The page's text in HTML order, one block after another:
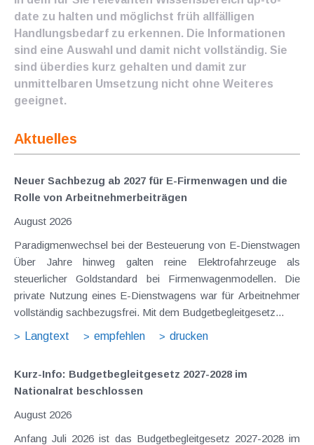
date zu halten und möglichst früh allfälligen
Handlungsbedarf zu erkennen. Die Informationen
sind eine Auswahl und damit nicht vollständig. Sie
sind überdies kurz gehalten und damit zur
unmittelbaren Umsetzung nicht ohne Weiteres
geeignet.
Aktuelles
Neuer Sachbezug ab 2027 für E-Firmenwagen und die
Rolle von Arbeitnehmer​­beiträgen
August 2026
Paradigmenwechsel bei der Besteuerung von E-Dienstwagen
Über Jahre hinweg galten reine Elektrofahrzeuge als
steuerlicher Goldstandard bei Firmenwagenmodellen. Die
private Nutzung eines E-Dienstwagens war für Arbeitnehmer
vollständig sachbezugsfrei. Mit dem Budgetbegleitgesetz...
Langtext
empfehlen drucken
Kurz-Info: Budgetbegleitgesetz 2027-2028 im
Nationalrat beschlossen
August 2026
Anfang Juli 2026 ist das Budgetbegleitgesetz 2027-2028 im